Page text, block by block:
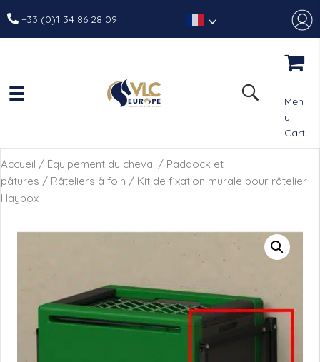
+33 (0)1 34 86 28 09
Men
u
Cart
Accueil / Équipement du cheval / Paddock et
pâtures / Râteliers à foin / Kit de fixation murale pour râtelier
Haybox